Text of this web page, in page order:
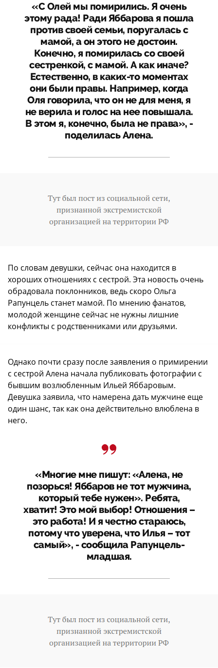
«С Олей мы помирились. Я очень
этому рада! Ради Яббарова я пошла
против своей семьи, поругалась с
мамой, а он этого не достоин.
Конечно, я помирилась со своей
сестренкой, с мамой. А как иначе?
Естественно, в каких-то моментах
они были правы. Например, когда
Оля говорила, что он не для меня, я
не верила и голос на нее повышала.
В этом я, конечно, была не права», -
поделилась Алена.
По словам девушки, сейчас она находится в
хороших отношениях с сестрой. Эта новость очень
обрадовала поклонников, ведь скоро Ольга
Рапунцель станет мамой. По мнению фанатов,
молодой женщине сейчас не нужны лишние
конфликты с родственниками или друзьями.
Однако почти сразу после заявления о примирении
с сестрой Алена начала публиковать фотографии с
бывшим возлюбленным Ильей Яббаровым.
Девушка заявила, что намерена дать мужчине еще
один шанс, так как она действительно влюблена в
него.
«Многие мне пишут: «Алена, не
позорься! Яббаров не тот мужчина,
который тебе нужен». Ребята,
хватит! Это мой выбор! Отношения –
это работа! И я честно стараюсь,
потому что уверена, что Илья – тот
самый», - сообщила Рапунцель-
младшая.